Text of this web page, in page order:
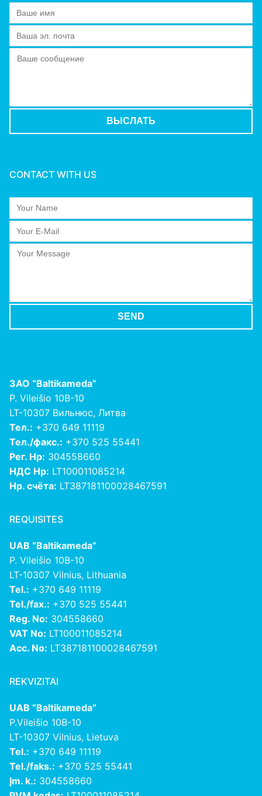
CONTACT WITH US
ЗАО “Baltikameda”
P. Vileišio 10B-10
LT-10307 Вильнюс, Литва
Тел.: +370 649 11119
Тел./факс.: +370 525 55441
Рег. Нр: 304558660
НДС Нр: LT100011085214
Нр. счёта: LT387181100028467591
REQUISITES
UAB “Baltikameda”
P. Vileišio 10B-10
LT-10307 Vilnius, Lithuania
Tel.: +370 649 11119
Tel./fax.: +370 525 55441
Reg. No: 304558660
VAT No: LT100011085214
Acc. No: LT387181100028467591
REKVIZITAI
UAB “Baltikameda”
P.Vileišio 10B-10
LT-10307 Vilnius, Lietuva
Tel.: +370 649 11119
Tel./faks.: +370 525 55441
Įm. k.: 304558660